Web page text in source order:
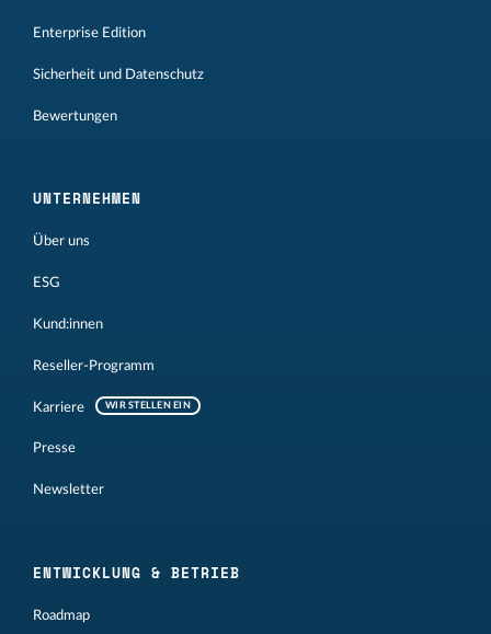
Enterprise Edition
Sicherheit und Datenschutz
Bewertungen
UNTERNEHMEN
Über uns
ESG
Kund:innen
Reseller-Programm
Karriere WIR STELLEN EIN
Presse
Newsletter
ENTWICKLUNG & BETRIEB
Roadmap